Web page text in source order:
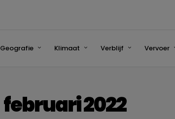
Geografie Klimaat Verblijf Vervoer
februari 2022